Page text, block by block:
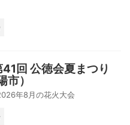
41回 公徳会夏まつり
市）
年8月の花火大会